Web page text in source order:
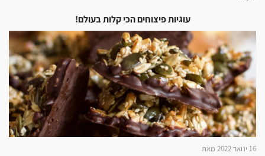
עוגיות פיצוחים הכי קלות בעולם!
16 ינואר 2022 מאת